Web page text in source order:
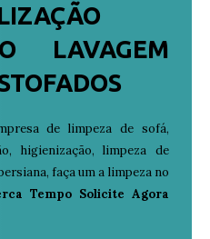
LAVAGEM
de limpeza de sofá,
higienização, limpeza de
faça um a limpeza no
Tempo Solicite Agora